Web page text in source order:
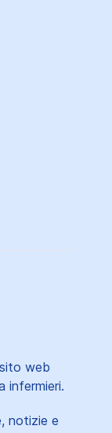
web
infermieri.
notizie e